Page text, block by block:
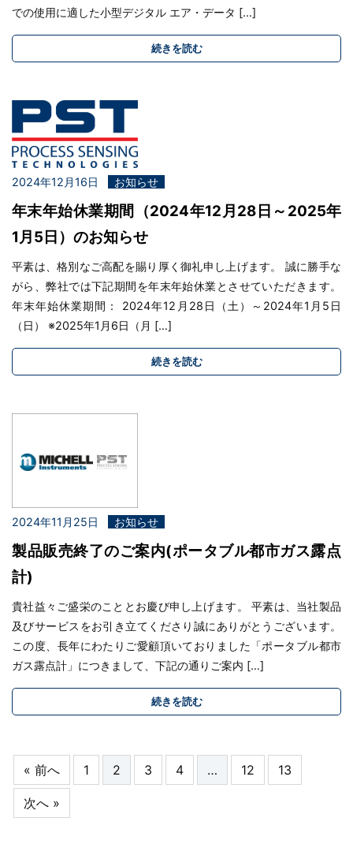
での使用に適した小型デジタル エア・データ […]
続きを読む
2024年12月16日 お知らせ
年末年始休業期間（2024年12月28日～2025年
1月5日）のお知らせ
平素は、格別なご高配を賜り厚く御礼申し上げます。 誠に勝手な
がら、弊社では下記期間を年末年始休業とさせていただきます。
年末年始休業期間： 2024年12月28日（土）～2024年1月5日
（日） ※2025年1月6日（月 […]
続きを読む
2024年11月25日 お知らせ
製品販売終了のご案内(ポータブル都市ガス露点
計)
貴社益々ご盛栄のこととお慶び申し上げます。 平素は、当社製品
及びサービスをお引き立てくださり誠にありがとうございます。
この度、長年にわたりご愛顧頂いておりました「ポータブル都市
ガス露点計」につきまして、下記の通りご案内 […]
続きを読む
« 前へ 1 2 3 4 … 12 13
次へ »